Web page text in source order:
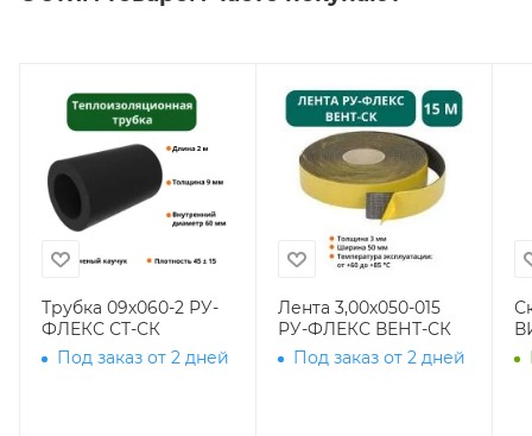
Трубка 09х060-2 РУ-
ФЛЕКС СТ-СК
Под заказ от 2 дней
Лента 3,00х050-015
РУ-ФЛЕКС ВЕНТ-СК
Под заказ от 2 дней